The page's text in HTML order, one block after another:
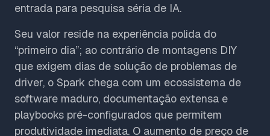
entrada para pesquisa séria de IA.
Seu valor reside na experiência polida do
“primeiro dia”; ao contrário de montagens DIY
que exigem dias de solução de problemas de
driver, o Spark chega com um ecossistema de
software maduro, documentação extensa e
playbooks pré-configurados que permitem
produtividade imediata. O aumento de preço de